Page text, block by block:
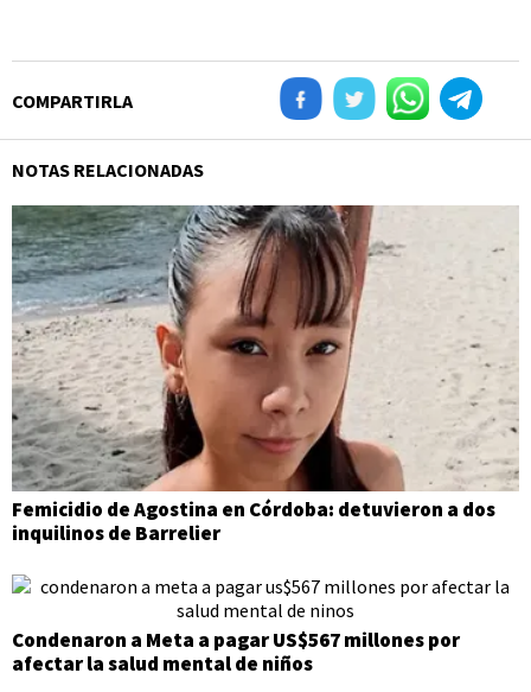
COMPARTIRLA
NOTAS RELACIONADAS
Femicidio de Agostina en Córdoba: detuvieron a dos
inquilinos de Barrelier
Condenaron a Meta a pagar US$567 millones por
afectar la salud mental de niños